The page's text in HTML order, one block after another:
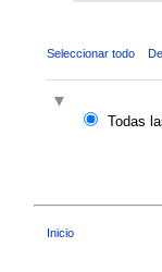
Seleccionar todo
Todas
Inicio